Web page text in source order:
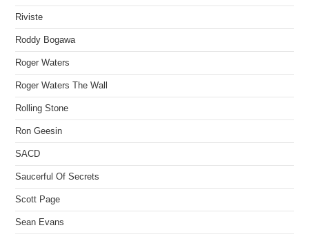
Riviste
Roddy Bogawa
Roger Waters
Roger Waters The Wall
Rolling Stone
Ron Geesin
SACD
Saucerful Of Secrets
Scott Page
Sean Evans